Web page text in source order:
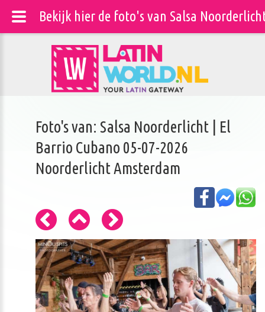
Foto's van: Salsa Noorderlicht | El
Barrio Cubano 05-07-2026
Noorderlicht Amsterdam
Bekijk hier de foto's van Salsa